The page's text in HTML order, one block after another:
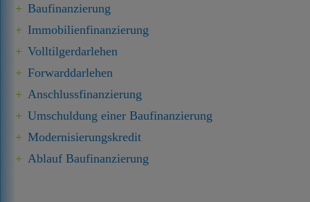
Baufinanzierung
Immobilien­finanzierung
Volltilgerdarlehen
Forward­darlehen
Anschluss­finanzierung
Umschuldung einer Baufinanzierung
Modernisierungskredit
Ablauf Baufinanzierung